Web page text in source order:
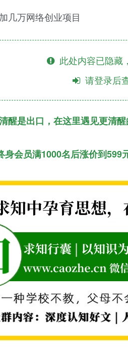
几万网络创业项目
此处内容已隐藏
请登录后
是出口，在这里遇见更清醒
会员满1000名后涨价到599